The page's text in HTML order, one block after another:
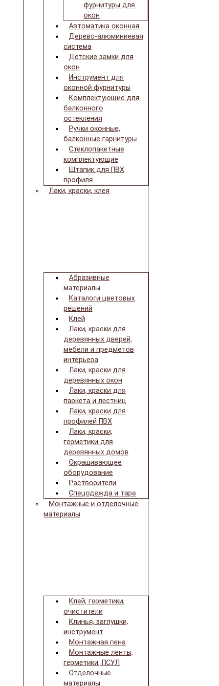
фурнитуры для
окон
Автоматика оконная
Дерево-алюминиевая
система
Детские замки для
окон
Инструмент для
оконной фурнитуры
Комплектующие для
балконного
остекления
Ручки оконные,
балконные гарнитуры
Стеклопакетные
комплектующие
Штапик для ПВХ
профиля
Лаки, краски, клея
Абразивные
материалы
Каталоги цветовых
решений
Клей
Лаки, краски для
деревянных дверей,
мебели и предметов
интерьера
Лаки, краски для
деревянных окон
Лаки, краски для
паркета и лестниц
Лаки, краски для
профилей ПВХ
Лаки, краски,
герметики для
деревянных домов
Окрашивающее
оборудование
Растворители
Спецодежда и тара
Монтажные и отделочные
материалы
Клей, герметики,
очистители
Клинья, заглушки,
инструмент
Монтажная пена
Монтажные ленты,
герметики, ПСУЛ
Отделочные
материалы